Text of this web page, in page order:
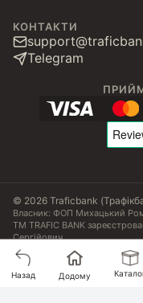
КОНТАКТИ
Telegram
© 2026 Traficbank
Власник: ФОП Михацький
ТМ TRAFIC BANK
Сергійович.
Угода користувача
Налаштування Cookies
868
Назад Додому